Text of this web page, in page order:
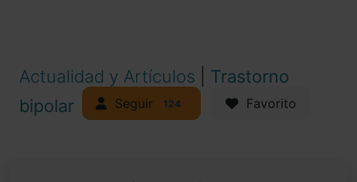
Actualidad y Artículos
Trastorno
bipolar
Seguir 124 Favorito